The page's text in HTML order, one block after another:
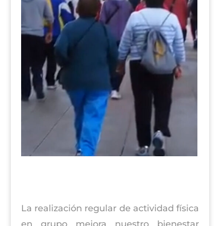
La realización regular de actividad física